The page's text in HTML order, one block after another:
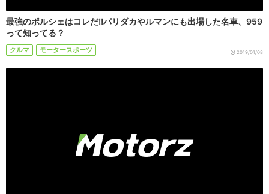
最強のポルシェはコレだ!!パリダカやルマンにも出場した名車、959
って知ってる？
クルマ モータースポーツ 2019/01/08